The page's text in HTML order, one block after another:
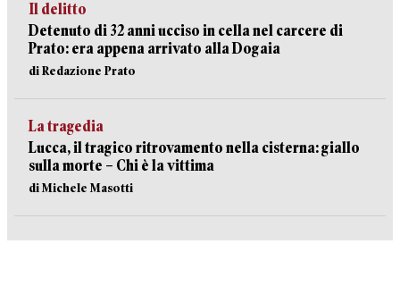
Il delitto
Detenuto di 32 anni ucciso in cella nel carcere di
Prato: era appena arrivato alla Dogaia
di Redazione Prato
La tragedia
Lucca, il tragico ritrovamento nella cisterna: giallo
sulla morte – Chi è la vittima
di Michele Masotti